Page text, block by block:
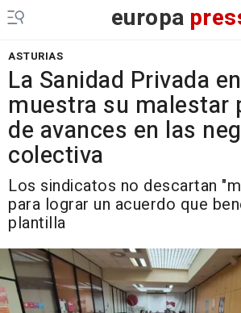
europa
ASTURIAS
La Sanidad Privada
muestra su malestar
de avances en las
colectiva
Los sindicatos no descartan
para lograr un acuerdo que
plantilla